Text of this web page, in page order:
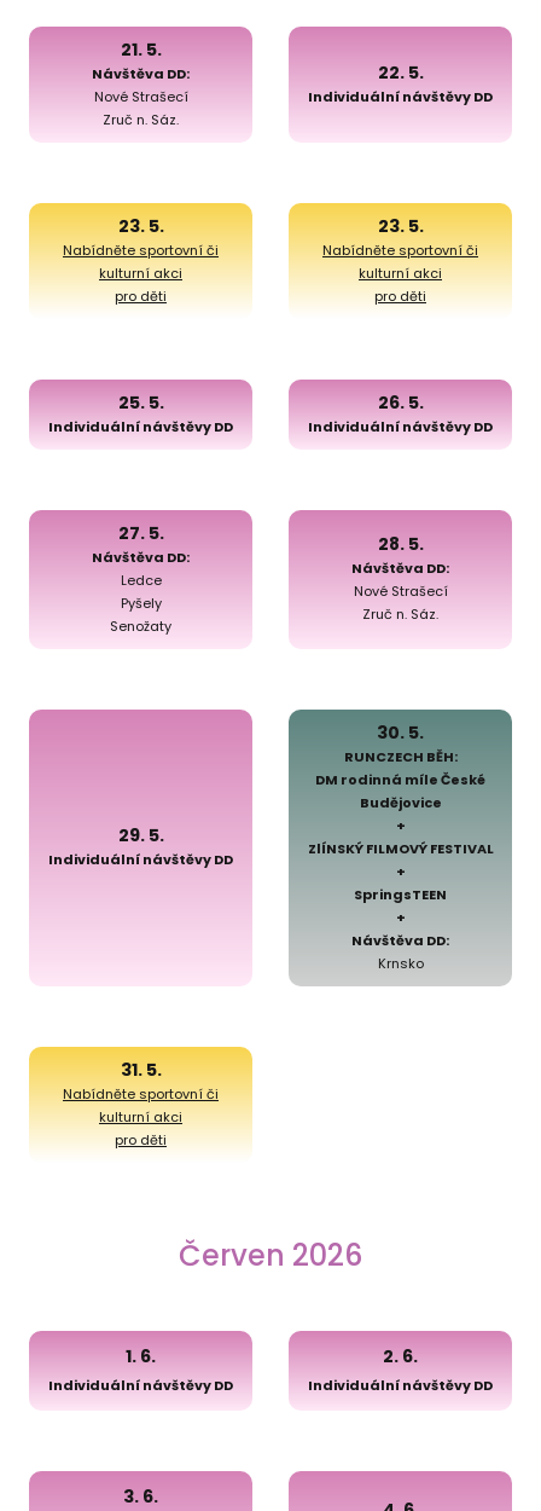
21. 5.
Návštěva DD:
Nové Strašecí
Zruč n. Sáz.
22. 5.
Individuální návštěvy DD
23. 5.
Nabídněte sportovní či
kulturní akci
pro děti
23. 5.
Nabídněte sportovní či
kulturní akci
pro děti
25. 5.
Individuální návštěvy DD
26. 5.
Individuální návštěvy DD
27. 5.
Návštěva DD:
Ledce
Pyšely
Senožaty
28. 5.
Návštěva DD:
Nové Strašecí
Zruč n. Sáz.
29. 5.
Individuální návštěvy DD
30. 5.
RUNCZECH BĚH:
DM rodinná míle České
Budějovice
+
ZlÍNSKÝ FILMOVÝ FESTIVAL
+
SpringsTEEN
+
Návštěva DD:
Krnsko
31. 5.
Nabídněte sportovní či
kulturní akci
pro děti
Červen 2026
1. 6.
Individuální návštěvy DD
2. 6.
Individuální návštěvy DD
3. 6.